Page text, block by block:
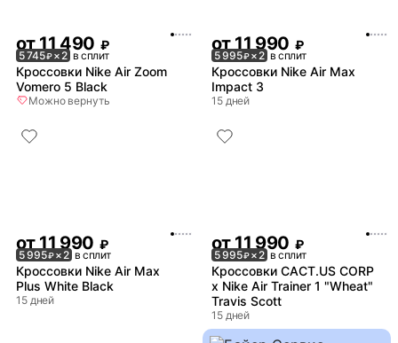
от 11 490 ₽
5 745₽× 2 в сплит
Кроссовки Nike Air Zoom
Vomero 5 Black
Можно вернуть
от 11 990 ₽
5 995₽× 2 в сплит
Кроссовки Nike Air Max
Impact 3
15 дней
от11 990 ₽
5 995₽× 2 в сплит
Кроссовки Nike Air Max
Plus White Black
15 дней
от11 990 ₽
5 995₽× 2 в сплит
Кроссовки CACT.US CORP
x Nike Air Trainer 1 "Wheat"
Travis Scott
15 дней